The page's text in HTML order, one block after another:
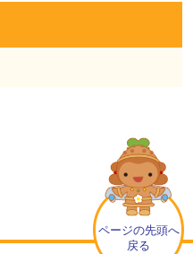
ページの先頭へ
戻る